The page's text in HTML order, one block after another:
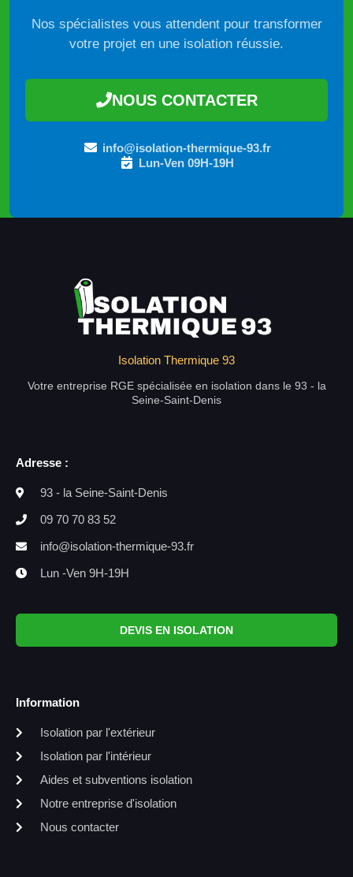
Nos spécialistes vous attendent pour transformer
votre projet en une isolation réussie.
NOUS CONTACTER
info@isolation-thermique-93.fr
Lun-Ven 09H-19H
Isolation Thermique 93
Votre entreprise RGE spécialisée en isolation dans le 93 - la
Seine-Saint-Denis
Adresse :
93 - la Seine-Saint-Denis
09 70 70 83 52
info@isolation-thermique-93.fr
Lun -Ven 9H-19H
DEVIS EN ISOLATION
Information
Isolation par l'extérieur
Isolation par l'intérieur
Aides et subventions isolation
Notre entreprise d'isolation
Nous contacter